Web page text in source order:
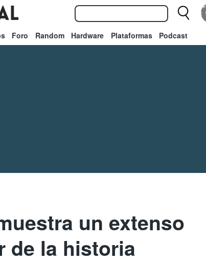
Foro Random Hardware Plataformas Podcast
un extenso
de la historia